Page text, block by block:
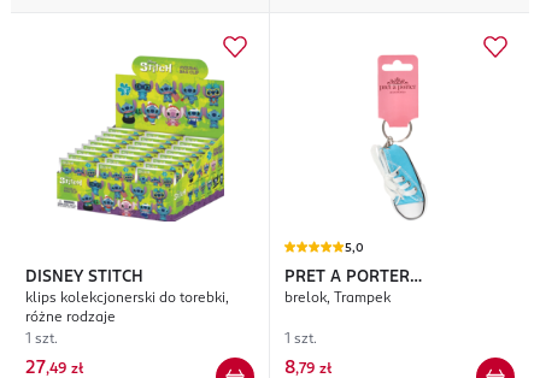
DISNEY STITCH
klips kolekcjonerski do torebki,
różne rodzaje
1 szt.
27,49 zł
5,0
PRET A PORTER
ACCESSORIES
brelok, Trampek
1 szt.
8,79 zł